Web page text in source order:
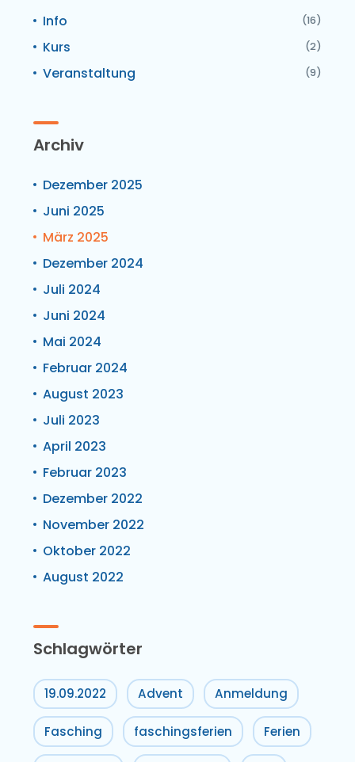
Info (16)
Kurs (2)
Veranstaltung (9)
Archiv
Dezember 2025
Juni 2025
März 2025
Dezember 2024
Juli 2024
Juni 2024
Mai 2024
Februar 2024
August 2023
Juli 2023
April 2023
Februar 2023
Dezember 2022
November 2022
Oktober 2022
August 2022
Schlagwörter
19.09.2022 Advent Anmeldung
Fasching faschingsferien Ferien